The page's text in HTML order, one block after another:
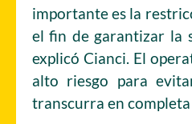
importante es la
el fin de garantizar la
explicó Cianci. El
alto riesgo para
transcurra en completa